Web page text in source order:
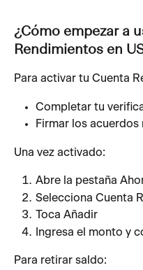
¿Cómo empezar a
Rendimientos en
Para activar tu Cuenta
Completar tu
Firmar los
Una vez activado:
Abre la pestaña
Selecciona Cuenta
Toca Añadir
Ingresa el monto y
Para retirar saldo: